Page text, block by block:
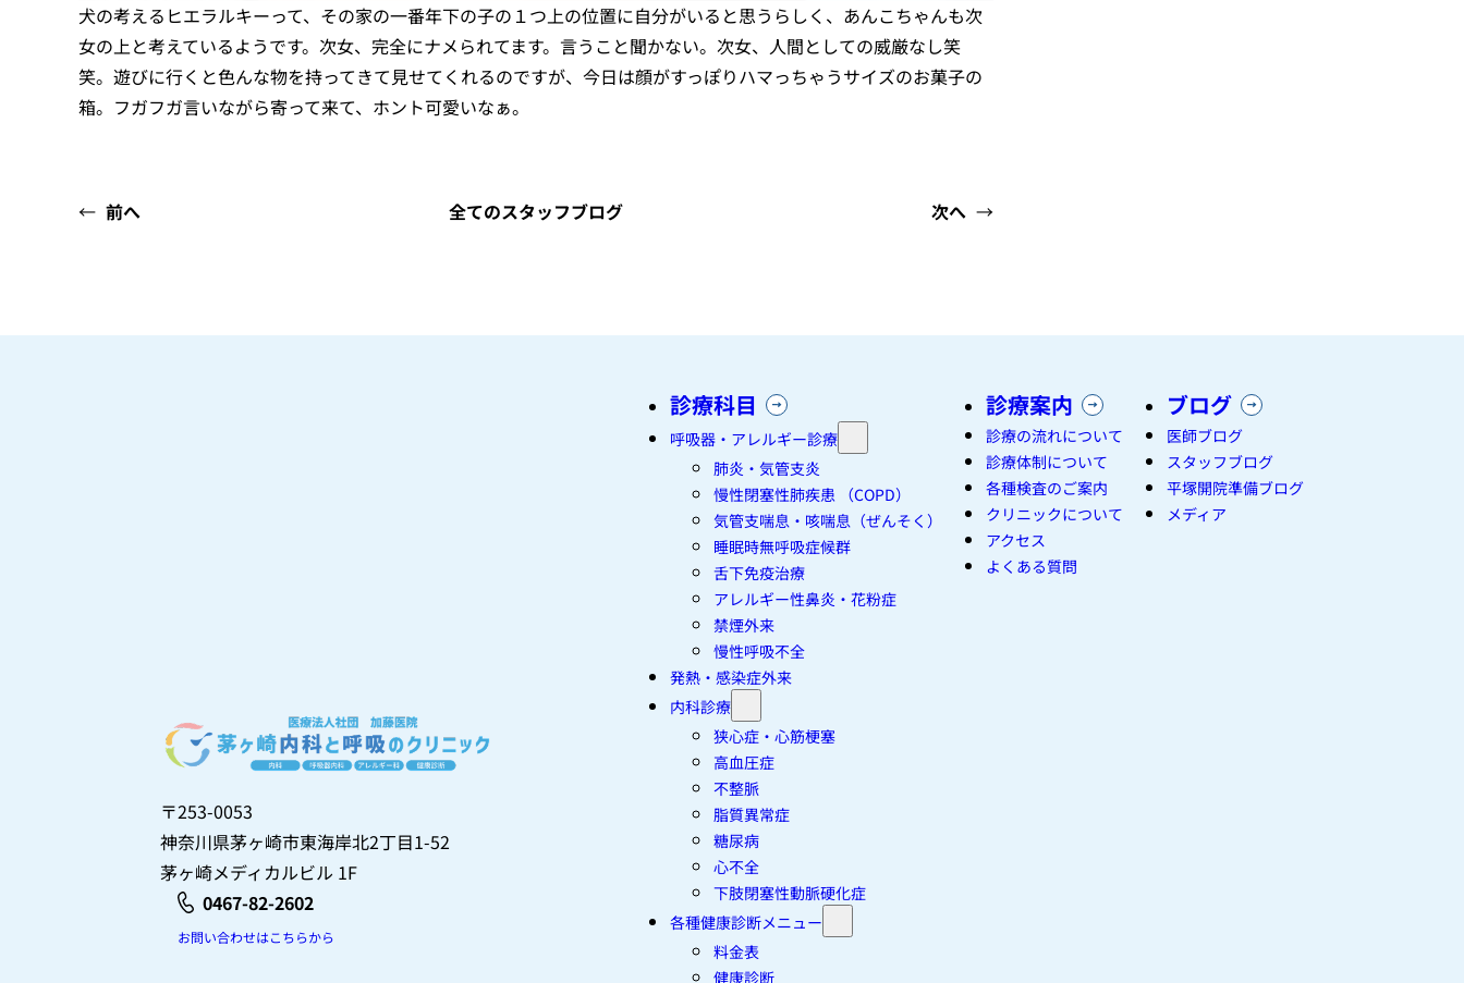
犬の考えるヒエラルキーって、その家の一番年下の子の１つ上の位置に自分がいると思うらしく、あんこちゃんも次
女の上と考えているようです。次女、完全にナメられてます。言うこと聞かない。次女、人間としての威厳なし笑
笑。遊びに行くと色んな物を持ってきて見せてくれるのですが、今日は顔がすっぽりハマっちゃうサイズのお菓子の
箱。フガフガ言いながら寄って来て、ホント可愛いなぁ。
← 前へ 全てのスタッフブログ 次へ →
〒253-0053
神奈川県茅ヶ崎市東海岸北2丁目1-52
茅ヶ崎メディカルビル 1F
0467-82-2602
お問い合わせはこちらから
診療科目
呼吸器・アレルギー診療
肺炎・気管支炎
慢性閉塞性肺疾患 （COPD）
気管支喘息・咳喘息（ぜんそく）
睡眠時無呼吸症候群
舌下免疫治療
アレルギー性鼻炎・花粉症
禁煙外来
慢性呼吸不全
発熱・感染症外来
内科診療
狭心症・心筋梗塞
高血圧症
不整脈
脂質異常症
糖尿病
心不全
下肢閉塞性動脈硬化症
各種健康診断メニュー
料金表
健康診断
診療案内
診療の流れについて
診療体制について
各種検査のご案内
クリニックについて
アクセス
よくある質問
ブログ
医師ブログ
スタッフブログ
平塚開院準備ブログ
メディア